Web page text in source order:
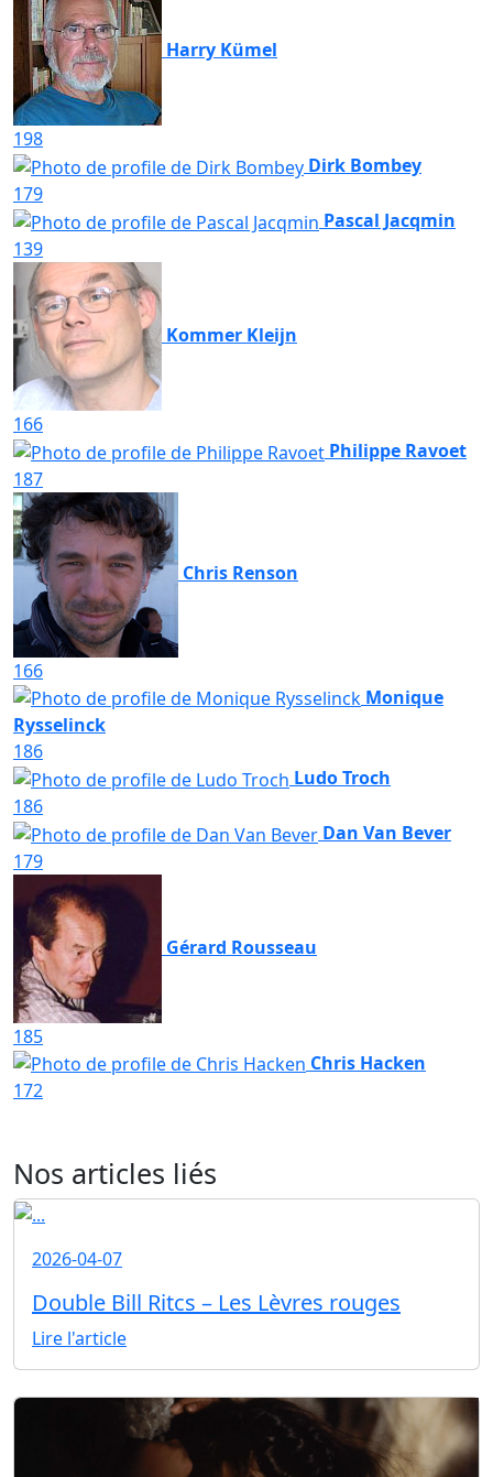
Harry Kümel
198
Dirk Bombey
179
Pascal Jacqmin
139
Kommer Kleijn
166
Philippe Ravoet
187
Chris Renson
166
Monique
Rysselinck
186
Ludo Troch
186
Dan Van Bever
179
Gérard Rousseau
185
Chris Hacken
172
Nos articles liés
2026-04-07
Double Bill Ritcs – Les Lèvres rouges
Lire l'article